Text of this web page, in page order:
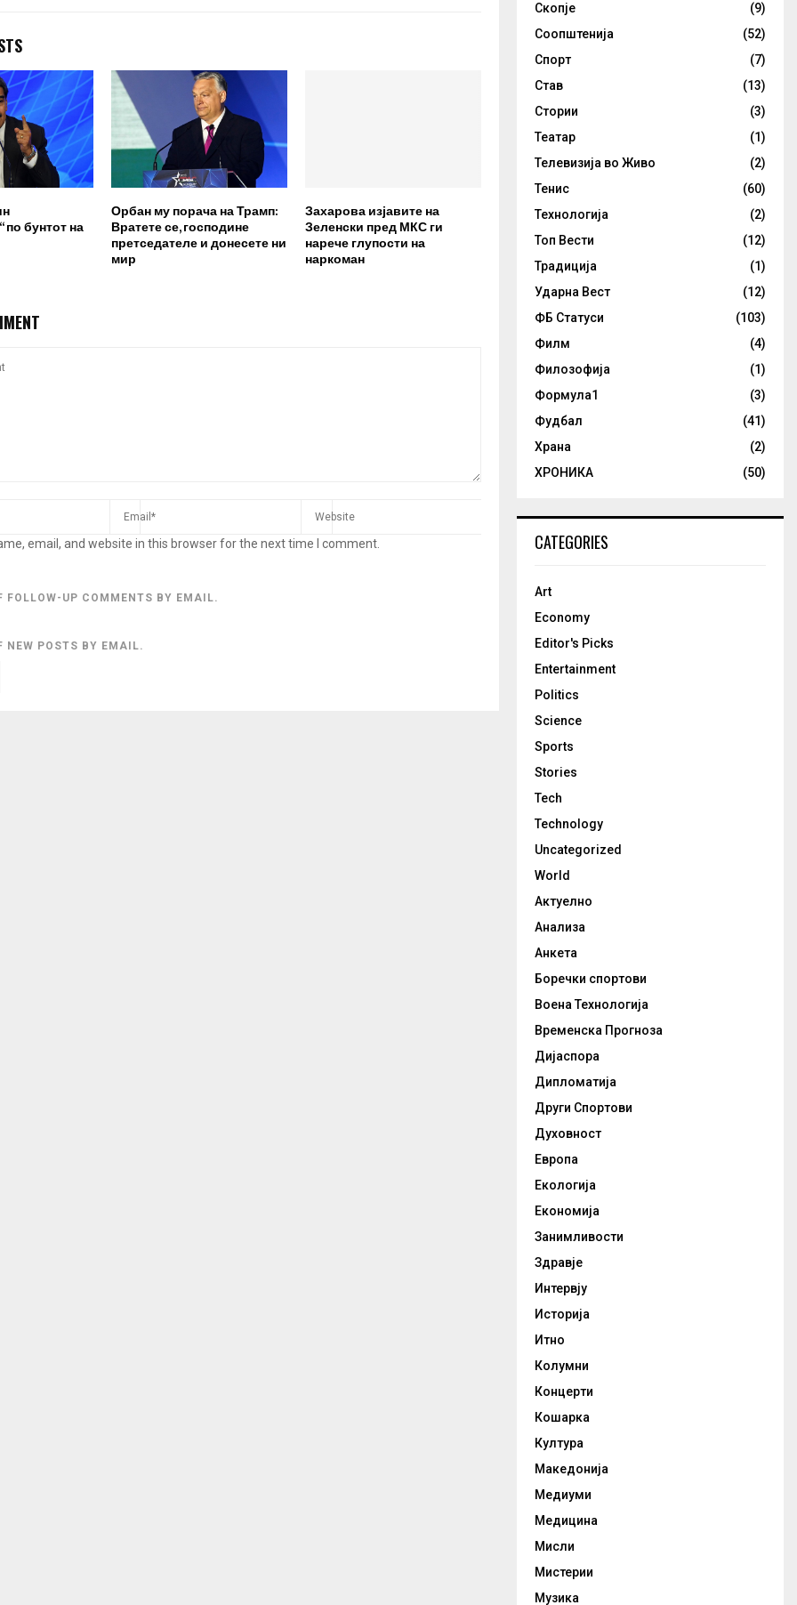
по бунтот на
Орбан му порача на Трамп:
Вратете се, господине
претседателе и донесете ни
мир
Захарова изјавите на
Зеленски пред МКС ги
нарече глупости на
наркоман
email, and website in this browser for the next time I comment.
FOLLOW-UP COMMENTS BY EMAIL.
NEW POSTS BY EMAIL.
Скопје
(9)
Соопштенија
(52)
Спорт
(7)
Став
(13)
Стории
(3)
Театар
(1)
Телевизија во Живо
(2)
Тенис
(60)
Технологија
(2)
Топ Вести
(12)
Традиција
(1)
Ударна Вест
(12)
ФБ Статуси
(103)
Филм
(4)
Филозофија
(1)
Формула1
(3)
Фудбал
(41)
Храна
(2)
ХРОНИКА
(50)
CATEGORIES
Art
Economy
Editor's Picks
Entertainment
Politics
Science
Sports
Stories
Tech
Technology
Uncategorized
World
Актуелно
Анализа
Анкета
Боречки спортови
Воена Технологија
Временска Прогноза
Дијаспора
Дипломатија
Други Спортови
Духовност
Европа
Екологија
Економија
Занимливости
Здравје
Интервју
Историја
Итно
Колумни
Концерти
Кошарка
Култура
Македонија
Медиуми
Медицина
Мисли
Мистерии
Музика